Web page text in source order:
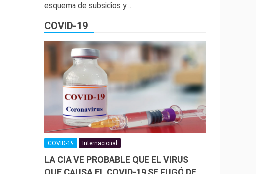
esquema de subsidios y…
COVID-19
COVID-19 Internacional
LA CIA VE PROBABLE QUE EL VIRUS